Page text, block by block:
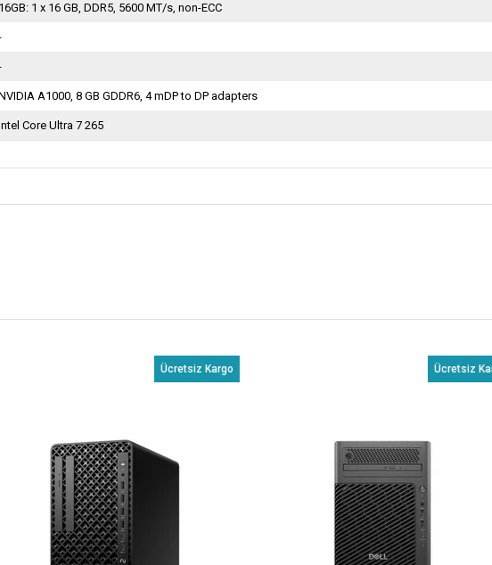
16GB: 1 x 16 GB, DDR5, 5600 MT/s, non-ECC
A1000, 8 GB GDDR6, 4 mDP to DP adapters
Core Ultra 7 265
Ücretsiz Kargo Ücretsiz Kargo